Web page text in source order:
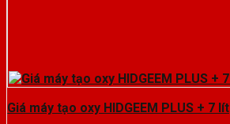
Giá máy tạo oxy HIDGEEM PLUS + 7 lít